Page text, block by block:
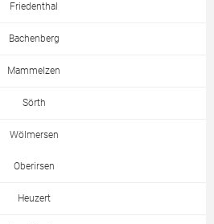
Friedenthal
Bachenberg
Mammelzen
Sörth
Wölmersen
Oberirsen
Heuzert